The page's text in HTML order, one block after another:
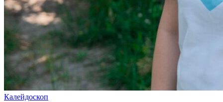
Калейдоскоп